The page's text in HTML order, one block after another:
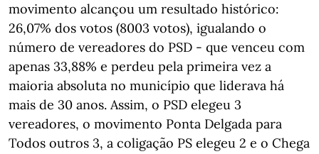
movimento alcançou um resultado histórico:
26,07% dos votos (8003 votos), igualando o
número de vereadores do PSD - que venceu com
apenas 33,88% e perdeu pela primeira vez a
maioria absoluta no município que liderava há
mais de 30 anos. Assim, o PSD elegeu 3
vereadores, o movimento Ponta Delgada para
Todos outros 3, a coligação PS elegeu 2 e o Chega